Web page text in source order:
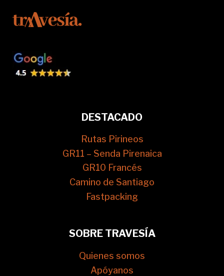
DESTACADO
Rutas Pirineos
GR11 – Senda Pirenaica
GR10 Francés
Camino de Santiago
Fastpacking
SOBRE TRAVESÍA
Quienes somos
Apóyanos